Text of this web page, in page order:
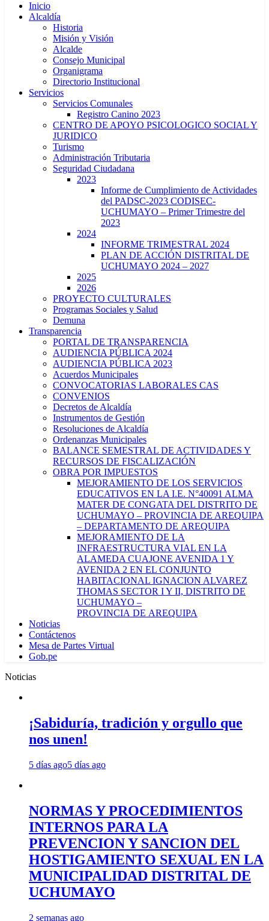
Inicio
Alcaldía
Historia
Misión y Visión
Alcalde
Consejo Municipal
Organigrama
Directorio Institucional
Servicios
Servicios Comunales
Registro Canino 2023
CENTRO DE APOYO PSICOLOGICO SOCIAL Y
JURIDICO
Turismo
Administración Tributaria
Seguridad Ciudadana
2023
Informe de Cumplimiento de Actividades
del PADSC-2023 CODISEC-
UCHUMAYO – Primer Trimestre del
2023
2024
INFORME TRIMESTRAL 2024
PLAN DE ACCIÓN DISTRITAL DE
UCHUMAYO 2024 – 2027
2025
2026
PROYECTO CULTURALES
Programas Sociales y Salud
Demuna
Transparencia
PORTAL DE TRANSPARENCIA
AUDIENCIA PÚBLICA 2024
AUDIENCIA PÚBLICA 2023
Acuerdos Municipales
CONVOCATORIAS LABORALES CAS
CONVENIOS
Decretos de Alcaldía
Instrumentos de Gestión
Resoluciones de Alcaldía
Ordenanzas Municipales
BALANCE SEMESTRAL DE ACTIVIDADES Y
RECURSOS DE FISCALIZACIÓN
OBRA POR IMPUESTOS
MEJORAMIENTO DE LOS SERVICIOS
EDUCATIVOS EN LA I.E. N°40091 ALMA
MATER DE CONGATA DEL DISTRITO DE
UCHUMAYO – PROVINCIA DE AREQUIPA
– DEPARTAMENTO DE AREQUIPA
MEJORAMIENTO DE LA
INFRAESTRUCTURA VIAL EN LA
ALAMEDA CUAJONE AVENIDA 1 Y
AVENIDA 2 EN EL CONJUNTO
HABITACIONAL IGNACION ALVAREZ
THOMAS SECTOR I Y II, DISTRITO DE
UCHUMAYO –
PROVINCIA DE AREQUIPA
Noticias
Contáctenos
Mesa de Partes Virtual
Gob.pe
Noticias
¡Sabiduría, tradición y orgullo que
nos unen!
5 días ago5 días ago
NORMAS Y PROCEDIMIENTOS
INTERNOS PARA LA
PREVENCION Y SANCION DEL
HOSTIGAMIENTO SEXUAL EN LA
MUNICIPALIDAD DISTRITAL DE
UCHUMAYO
2 semanas ago